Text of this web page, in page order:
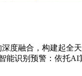
度融合，构建起全
能识别预警：依托